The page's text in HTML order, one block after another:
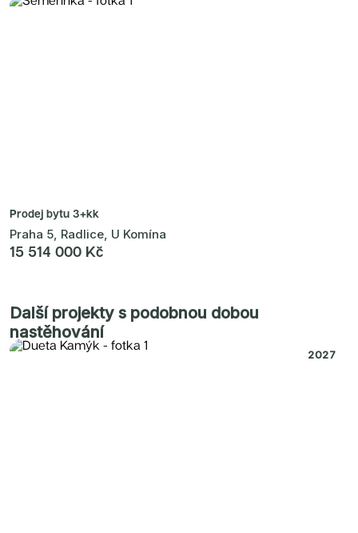
Prodej bytu 3+kk
Praha 5, Radlice, U Komína
15 514 000 Kč
Další projekty s podobnou dobou
nastěhování
2027